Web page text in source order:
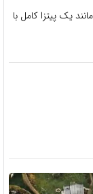
یک پیتزا کامل با